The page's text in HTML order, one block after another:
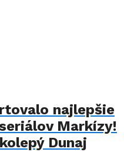
najlepšie
Markízy!
Dunaj